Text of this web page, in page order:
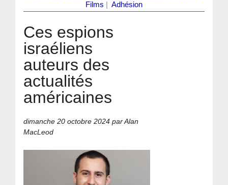
Films
Adhésion
Ces espions
israéliens
auteurs des
actualités
américaines
dimanche 20 octobre 2024 par Alan
MacLeod